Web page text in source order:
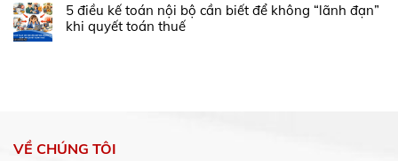
5 điều kế toán nội bộ cần biết để không “lãnh đạn”
khi quyết toán thuế
VỀ CHÚNG TÔI